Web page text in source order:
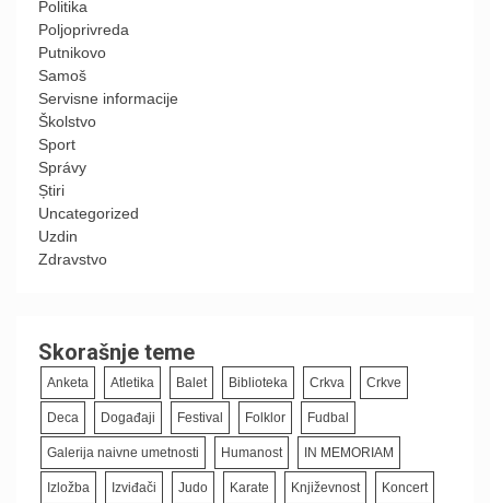
Politika
Poljoprivreda
Putnikovo
Samoš
Servisne informacije
Školstvo
Sport
Správy
Știri
Uncategorized
Uzdin
Zdravstvo
Skorašnje teme
Anketa Atletika Balet Biblioteka Crkva Crkve
Deca Događaji Festival Folklor Fudbal
Galerija naivne umetnosti Humanost IN MEMORIAM
Izložba Izviđači Judo Karate Književnost Koncert